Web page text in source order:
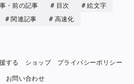
・前の記事 目次
絵文字
関連記事 高速化
する ショップ
プライバシーポリシー
お問い合わせ